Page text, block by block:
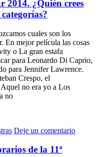
2014. ¿Quién crees
cuales son los
En mejor película las cosas
o La gran estafa
para Leonardo Di Caprio,
para Jennifer Lawrence.
Crespo, el
no era yo a Los
no
Deje un comentario
de la 11ª